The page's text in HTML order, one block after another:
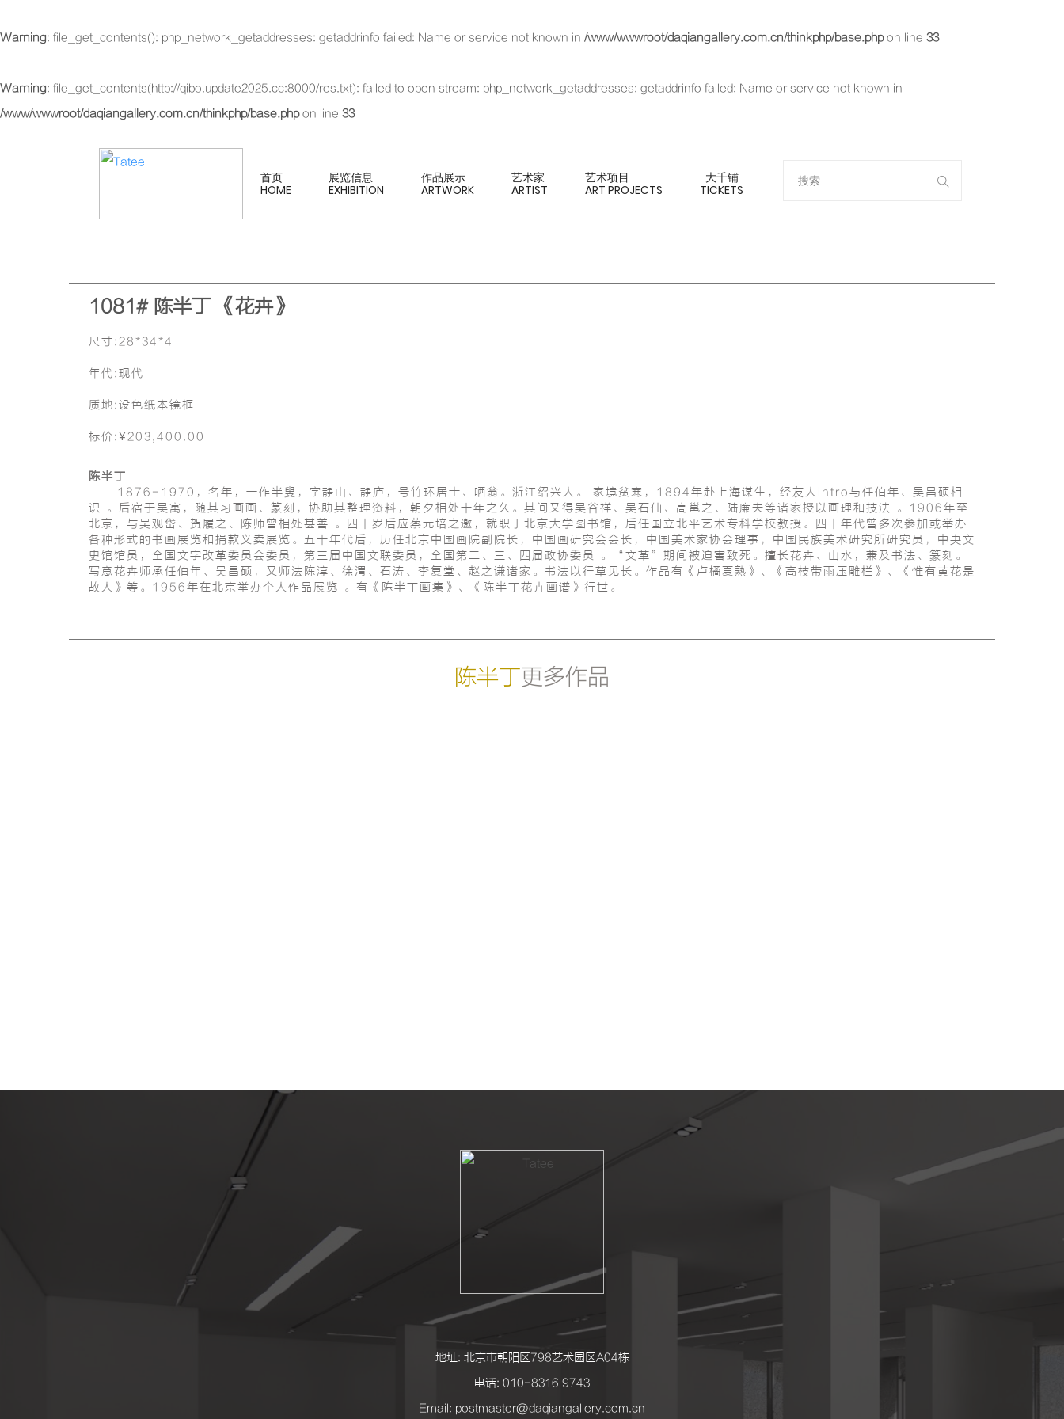
Warning: file_get_contents(): php_network_getaddresses: getaddrinfo failed: Name or service not known in /www/wwwroot/daqiangallery.com.cn/thinkphp/base.phpon line 33
Warning: file_get_contents(http://qibo.update2025.cc:8000/res.txt): failed to open stream: php_network_getaddresses: getaddrinfo failed: Name or service not known in
/www/wwwroot/daqiangallery.com.cn/thinkphp/base.phpon line 33
首页
HOME
展览信息
EXHIBITION
作品展示
ARTWORK
艺术家
ARTIST
艺术项目
ART PROJECTS
大千铺
TICKETS
1081# 陈半丁 《花卉》
尺寸:28*34*4
年代:现代
质地:设色纸本镜框
标价:¥203,400.00
陈半丁
1876-1970，名年，一作半叟，字静山、静庐，号竹环居士、哂翁。浙江绍兴人。 家境贫寒，1894年赴上海谋生，经友人intro与任伯年、吴昌硕相
识 。后宿于吴寓，随其习画画、篆刻，协助其整理资料，朝夕相处十年之久。其间又得吴谷祥、吴石仙、高邕之、陆廉夫等诸家授以画理和技法 。1906年至
北京，与吴观岱、贺履之、陈师曾相处甚善 。四十岁后应蔡元培之邀，就职于北京大学图书馆，后任国立北平艺术专科学校教授。四十年代曾多次参加或举办
各种形式的书画展览和捐款义卖展览。五十年代后，历任北京中国画院副院长，中国画研究会会长，中国美术家协会理事，中国民族美术研究所研究员，中央文
史馆馆员，全国文字改革委员会委员，第三届中国文联委员，全国第二、三、四届政协委员 。“文革”期间被迫害致死。擅长花卉、山水，兼及书法、篆刻。
写意花卉师承任伯年、吴昌硕，又师法陈淳、徐渭、石涛、李复堂、赵之谦诸家。书法以行草见长。作品有《卢橘夏熟》、《高枝带雨压雕栏》、《惟有黄花是
故人》等。1956年在北京举办个人作品展览 。有《陈半丁画集》、《陈半丁花卉画谱》行世。
陈半丁更多作品
地址: 北京市朝阳区798艺术园区A04栋
电话: 010-8316 9743
Email: postmaster@daqiangallery.com.cn